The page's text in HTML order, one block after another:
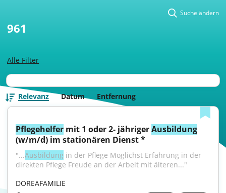
Alle Filter
Suche ändern
961
Relevanz Datum Entfernung
Pflegehelfer mit 1 oder 2- jähriger Ausbildung
(w/m/d) im stationären Dienst *
"...Ausbildung in der Pflege Möglichst Erfahrung in der
direkten Pflege Freude an der Arbeit mit älteren..."
DOREAFAMILIE